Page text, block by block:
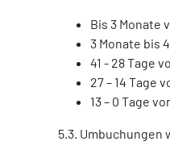
Bis 3 Monate
3 Monate bis
41 - 28 Tage
27 – 14 Tage
13 – 0 Tage
5.3.